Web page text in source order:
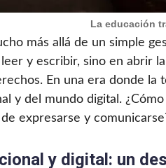
La educación
más allá de un simple
y escribir, sino en abrir
En una era donde la
y del mundo digital.
expresarse y
y digital: un